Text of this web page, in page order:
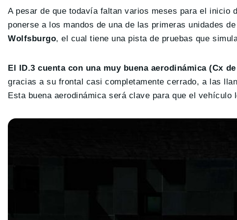
A pesar de que todavía faltan varios meses para el inicio
ponerse a los mandos de una de las primeras unidades
Wolfsburgo, el cual tiene una pista de pruebas que
El ID.3 cuenta con una muy buena aerodinámica (Cx de
gracias a su frontal casi completamente cerrado, a las
Esta buena aerodinámica será clave para que el vehículo